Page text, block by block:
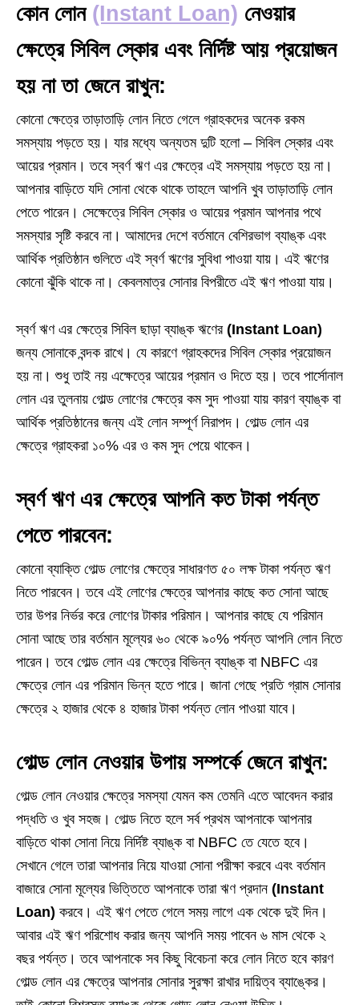
কোন লোন (Instant Loan) নেওয়ার
ক্ষেত্রে সিবিল স্কোর এবং নির্দিষ্ট আয় প্রয়োজন
হয় না তা জেনে রাখুন:
কোনো ক্ষেত্রে তাড়াতাড়ি লোন নিতে গেলে গ্রাহকদের অনেক রকম
সমস্যায় পড়তে হয়। যার মধ্যে অন্যতম দুটি হলো – সিবিল স্কোর এবং
আয়ের প্রমান। তবে স্বর্ণ ঋণ এর ক্ষেত্রে এই সমস্যায় পড়তে হয় না।
আপনার বাড়িতে যদি সোনা থেকে থাকে তাহলে আপনি খুব তাড়াতাড়ি লোন
পেতে পারেন। সেক্ষেত্রে সিবিল স্কোর ও আয়ের প্রমান আপনার পথে
সমস্যার সৃষ্টি করবে না। আমাদের দেশে বর্তমানে বেশিরভাগ ব্যাঙ্ক এবং
আর্থিক প্রতিষ্ঠান গুলিতে এই স্বর্ণ ঋণের সুবিধা পাওয়া যায়। এই ঋণের
কোনো ঝুঁকি থাকে না। কেবলমাত্র সোনার বিপরীতে এই ঋণ পাওয়া যায়।
স্বর্ণ ঋণ এর ক্ষেত্রে সিবিল ছাড়া ব্যাঙ্ক ঋণের (Instant Loan)
জন্য সোনাকে বন্দক রাখে। যে কারণে গ্রাহকদের সিবিল স্কোর প্রয়োজন
হয় না। শুধু তাই নয় এক্ষেত্রে আয়ের প্রমান ও দিতে হয়। তবে পার্সোনাল
লোন এর তুলনায় গোল্ড লোণের ক্ষেত্রে কম সুদ পাওয়া যায় কারণ ব্যাঙ্ক বা
আর্থিক প্রতিষ্ঠানের জন্য এই লোন সম্পূর্ণ নিরাপদ। গোল্ড লোন এর
ক্ষেত্রে গ্রাহকরা ১০% এর ও কম সুদ পেয়ে থাকেন।
স্বর্ণ ঋণ এর ক্ষেত্রে আপনি কত টাকা পর্যন্ত
পেতে পারবেন:
কোনো ব্যাক্তি গোল্ড লোণের ক্ষেত্রে সাধারণত ৫০ লক্ষ টাকা পর্যন্ত ঋণ
নিতে পারবেন। তবে এই লোণের ক্ষেত্রে আপনার কাছে কত সোনা আছে
তার উপর নির্ভর করে লোণের টাকার পরিমান। আপনার কাছে যে পরিমান
সোনা আছে তার বর্তমান মূল্যের ৬০ থেকে ৯০% পর্যন্ত আপনি লোন নিতে
পারেন। তবে গোল্ড লোন এর ক্ষেত্রে বিভিন্ন ব্যাঙ্ক বা NBFC এর
ক্ষেত্রে লোন এর পরিমান ভিন্ন হতে পারে। জানা গেছে প্রতি গ্রাম সোনার
ক্ষেত্রে ২ হাজার থেকে ৪ হাজার টাকা পর্যন্ত লোন পাওয়া যাবে।
গোল্ড লোন নেওয়ার উপায় সম্পর্কে জেনে রাখুন:
গোল্ড লোন নেওয়ার ক্ষেত্রে সমস্যা যেমন কম তেমনি এতে আবেদন করার
পদ্ধতি ও খুব সহজ। গোল্ড নিতে হলে সর্ব প্রথম আপনাকে আপনার
বাড়িতে থাকা সোনা নিয়ে নির্দিষ্ট ব্যাঙ্ক বা NBFC তে যেতে হবে।
সেখানে গেলে তারা আপনার নিয়ে যাওয়া সোনা পরীক্ষা করবে এবং বর্তমান
বাজারে সোনা মূল্যের ভিত্তিতে আপনাকে তারা ঋণ প্রদান (Instant
Loan) করবে। এই ঋণ পেতে গেলে সময় লাগে এক থেকে দুই দিন।
আবার এই ঋণ পরিশোধ করার জন্য আপনি সময় পাবেন ৬ মাস থেকে ২
বছর পর্যন্ত। তবে আপনাকে সব কিছু বিবেচনা করে লোন নিতে হবে কারণ
গোল্ড লোন এর ক্ষেত্রে আপনার সোনার সুরক্ষা রাখার দায়িত্ব ব্যাঙ্কের।